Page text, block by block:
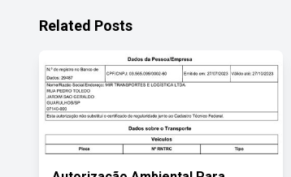
Related Posts